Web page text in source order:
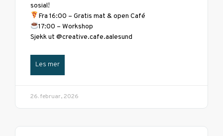
sosial!
Fra 16:00 – Gratis mat & open Café
17:00 – Workshop
Sjekk ut @creative.cafe.aalesund
Les mer
26. februar, 2026